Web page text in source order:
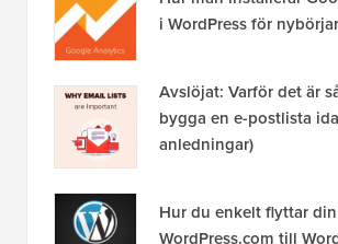
i WordPress för
Avslöjat: Varför det är
bygga en e-postlista
anledningar)
Hur du enkelt flyttar
WordPress.com till